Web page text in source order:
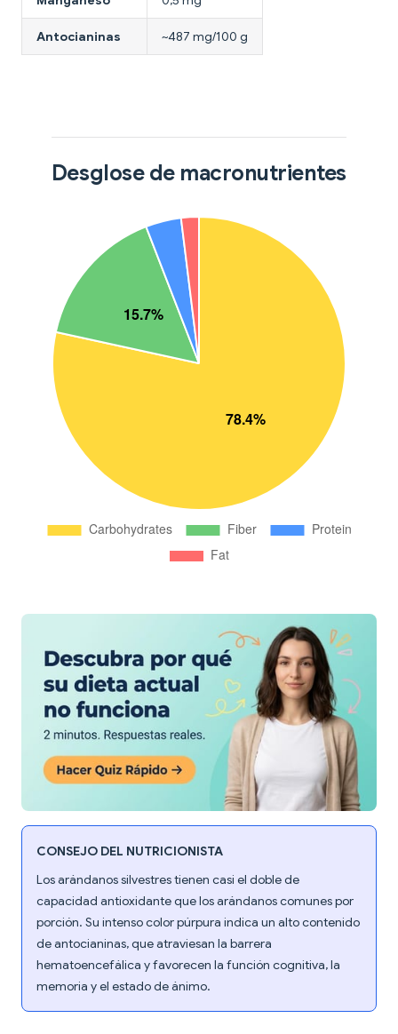
Antocianinas ~487 mg/100 g
Desglose de macronutrientes
CONSEJO DEL NUTRICIONISTA
Los arándanos silvestres tienen casi el doble de
capacidad antioxidante que los arándanos comunes por
porción. Su intenso color púrpura indica un alto contenido
de antocianinas, que atraviesan la barrera
hematoencefálica y favorecen la función cognitiva, la
memoria y el estado de ánimo.